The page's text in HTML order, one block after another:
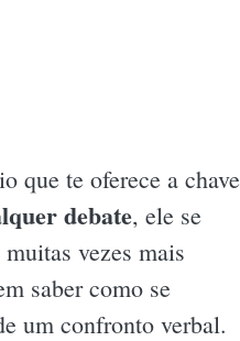
que te oferece a chave
debate, ele se
vezes mais
saber como se
um confronto verbal.